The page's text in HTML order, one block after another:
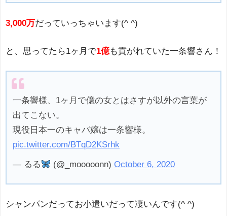
3,000万だっていっちゃいます(^ ^)
と、思ってたら1ヶ月で1億も貢がれていた一条響さん！
一条響様、1ヶ月で億の女とはさすが以外の言葉が
出てこない。
現役日本一のキャバ嬢は一条響様。
pic.twitter.com/BTqD2KSrhk
— るる (@_mooooonn)October 6, 2020
シャンパンだってお小遣いだって凄いんです(^ ^)